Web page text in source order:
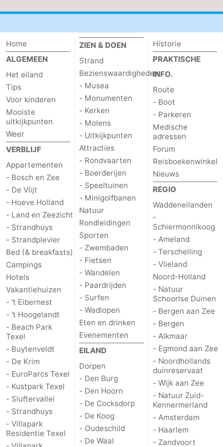
Medische
adressen
Regio
Waddeneilanden
-
Schiermonnikoog
-
Ameland
-
Terschelling
-
Vlieland
Noord-
Holland
Natuur
Schoorlse
Duinen
-
Bergen
aan
Zee
-
Bergen
-
Alkmaar
Egmond
aan
Zee
-
Noordhollands
duinreservaat
Wijk
aan
Zee
-
Natuur
Zuid-
Kennermerland
-
Amsterdam
-
Haarlem
-
Home
ALGEMEEN
Het eiland
Tips
Voor kinderen
Mooiste
uitkijkpunten
Weer
VERBLIJF
Appartementen
- Bosch en Zee
- De Vlijt
- Hoeve Holland
- Land en Zeezicht
- Strandhuys
- Strandplevier
Bed (& breakfasts)
Campings
Hotels
Vakantiehuizen
- 't Eibernest
- 't Hoogelandt
- Beach Park
Texel
- Buytenveldt
- De Krim
- EuroParcs Texel
- Kustpark Texel
- Sluftervallei
- Strandhuys
- Villapark
Residentie Texel
ZIEN & DOEN
Strand
Bezienswaardigheden
- Musea
- Monumenten
- Kerken
- Molens
- Uitkijkpunten
Attracties
- Rondvaarten
- Boerderijen
- Speeltuinen
- Minigolfbanen
Natuur
Rondleidingen
Sporten
- Zwembaden
- Fietsen
- Wandelen
- Paardrijden
- Surfen
- Wadlopen
Eten en drinken
Evenementen
EILAND
Dorpen
- Den Burg
- Den Hoorn
- De Cocksdorp
- De Koog
- Oudeschild
- De Waal
Historie
PRAKTISCHE
INFO.
Route
- Boot
- Parkeren
Medische
adressen
Forum
Reisboekenwinkel
Nieuws
REGIO
Waddeneilanden
-
Schiermonnikoog
- Ameland
- Terschelling
- Vlieland
Noord-Holland
- Natuur
Schoorlse Duinen
- Bergen aan Zee
- Bergen
- Alkmaar
- Egmond aan Zee
- Noordhollands
duinreservaat
- Wijk aan Zee
- Natuur Zuid-
Kennermerland
- Amsterdam
- Haarlem
- Zandvoort